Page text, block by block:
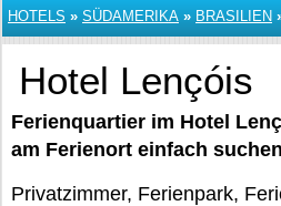
HOTELS » SÜDAMERIKA » BRASILIEN
Hotel Lençóis
Ferienquartier im Hotel
am Ferienort einfach
Privatzimmer, Ferienpark,